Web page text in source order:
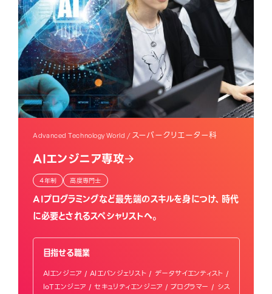
Advanced Technology World / スーパークリエーター科
AIエンジニア専攻
4年制 高度専門士
AIプログラミングなど最先端のスキルを身につけ、時代
に必要とされるスペシャリストへ。
目指せる職業
AIエンジニア / AIエバンジェリスト / データサイエンティスト /
IoTエンジニア / セキュリティエンジニア / プログラマー / シス